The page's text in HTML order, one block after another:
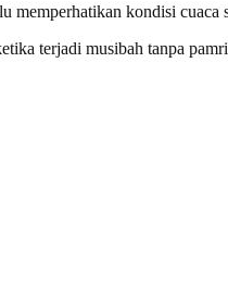
kondisi
terjadi musibah tanpa